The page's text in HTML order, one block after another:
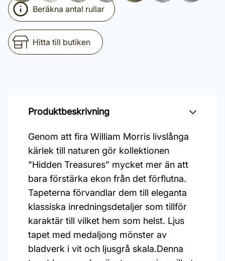
Beräkna antal rullar
Hitta till butiken
Produktbeskrivning
Genom att fira William Morris livslånga
kärlek till naturen gör kollektionen
"Hidden Treasures” mycket mer än att
bara förstärka ekon från det förflutna.
Tapeterna förvandlar dem till eleganta
klassiska inredningsdetaljer som tillför
karaktär till vilket hem som helst. Ljus
tapet med medaljong mönster av
bladverk i vit och ljusgrå skala.Denna